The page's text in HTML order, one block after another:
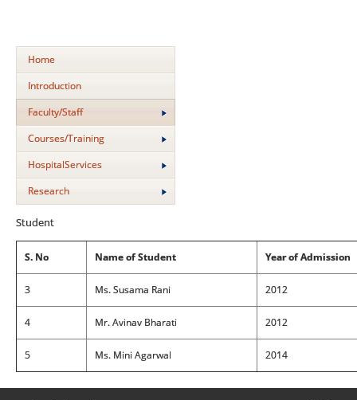
Home
Introduction
Faculty/Staff
Courses/Training
HospitalServices
Research
Student
S. No Name of Student Year of Admission
3 Ms. Susama Rani 2012
4 Mr. Avinav Bharati 2012
5 Ms. Mini Agarwal 2014